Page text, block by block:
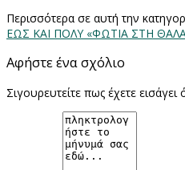
Περισσότερα σε αυτή την
ΕΩΣ ΚΑΙ ΠΟΛΥ «ΦΩΤΙΑ ΣΤΗ
Αφήστε ένα σχόλιο
Σιγουρευτείτε πως έχετε